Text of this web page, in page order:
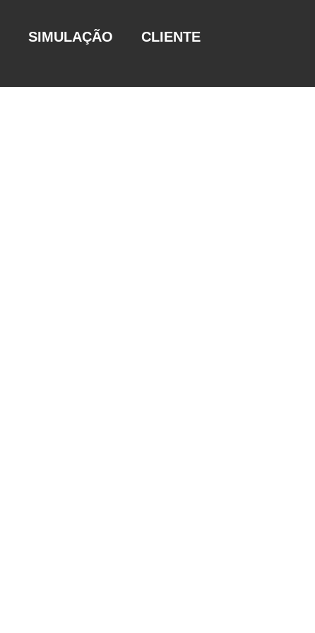
SIMULAÇÃO CLIENTE